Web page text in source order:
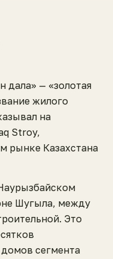
дала» — «золотая
жилого
на
Stroy,
рынке Казахстана
Шугыла, между
Это
сегмента